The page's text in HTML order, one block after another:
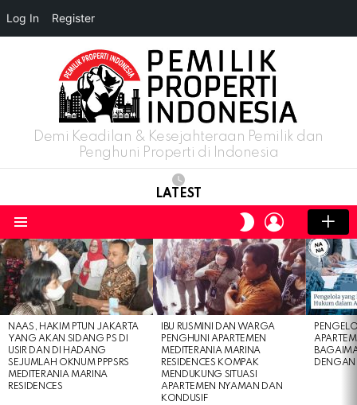
Demi Keadilan & Kesejahteraan Pemilik dan
Penghuni Properti di Indonesia
LATEST
SWITCH
SKIN
LOGIN
LATEST
STORIES
NAAS, HAKIM PTUN JAKARTA
YANG AKAN SIDANG PS DI
USIR DAN DI HADANG
SEJUMLAH OKNUM PPPSRS
MEDITERANIA MARINA
RESIDENCES
IBU RUSMINI DAN WARGA
PENGHUNI APARTEMEN
MEDITERANIA MARINA
RESIDENCES KOMPAK
MENDUKUNG SITUASI
APARTEMEN NYAMAN DAN
KONDUSIF
DENGAN
Log In Register